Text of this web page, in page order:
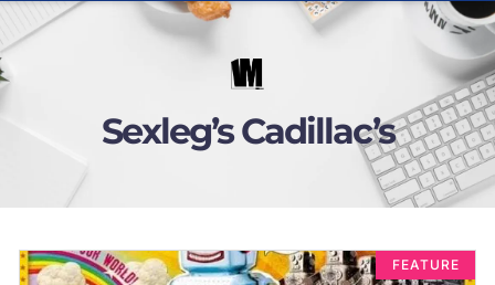
Sexleg’s Cadillac’s
FEATURE